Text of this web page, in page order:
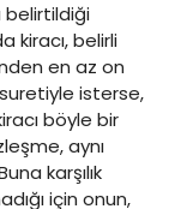
belirtildiği
kiracı, belirli
en az on
isterse,
böyle bir
aynı
karşılık
için onun,